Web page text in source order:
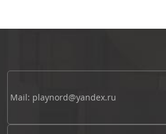
Mail: playnord@yandex.ru